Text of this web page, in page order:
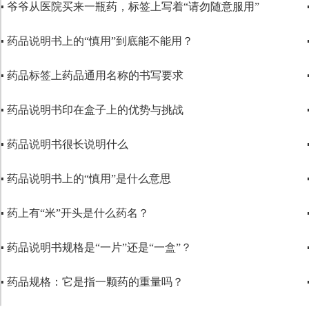
▪ 爷爷从医院买来一瓶药，标签上写着“请勿随意服用”
▪ 药品说明书上的“慎用”到底能不能用？
▪ 药品标签上药品通用名称的书写要求
▪ 药品说明书印在盒子上的优势与挑战
▪ 药品说明书很长说明什么
▪ 药品说明书上的“慎用”是什么意思
▪ 药上有“米”开头是什么药名？
▪ 药品说明书规格是“一片”还是“一盒”？
▪ 药品规格：它是指一颗药的重量吗？